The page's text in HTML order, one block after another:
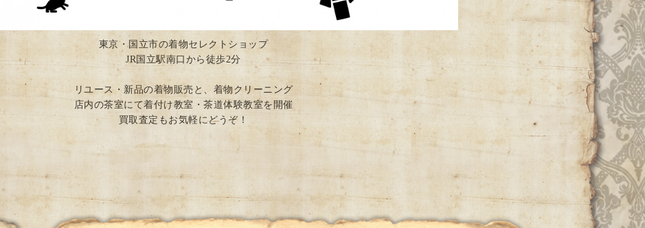
東京・国立市の着物セレクトショップ
JR国立駅南口から徒歩2分
リユース・新品の着物販売と、着物クリーニング
店内の茶室にて着付け教室・茶道体験教室を開催
買取査定もお気軽にどうぞ！